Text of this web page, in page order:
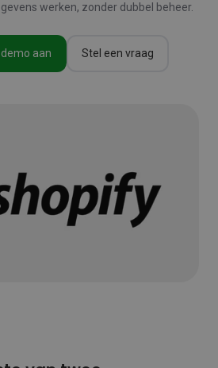
werken, zonder dubbel beheer.
aan Stel een vraag